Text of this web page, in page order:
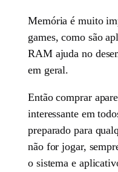
Memória é muito
games, como são
RAM ajuda no
em geral.
Então comprar
interessante em
preparado para
não for jogar,
o sistema e